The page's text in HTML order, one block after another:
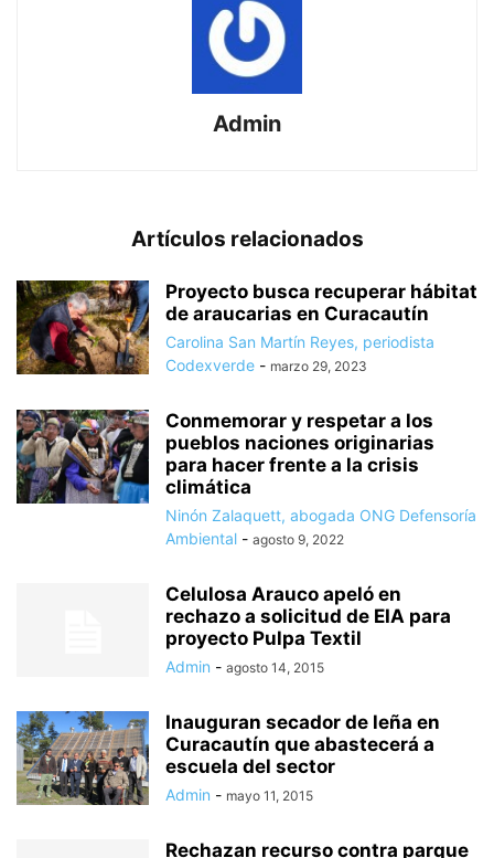
Admin
Artículos relacionados
Proyecto busca recuperar hábitat
de araucarias en Curacautín
Carolina San Martín Reyes, periodista
Codexverde - marzo 29, 2023
Conmemorar y respetar a los
pueblos naciones originarias
para hacer frente a la crisis
climática
Ninón Zalaquett, abogada ONG Defensoría
Ambiental - agosto 9, 2022
Celulosa Arauco apeló en
rechazo a solicitud de EIA para
proyecto Pulpa Textil
Admin - agosto 14, 2015
Inauguran secador de leña en
Curacautín que abastecerá a
escuela del sector
Admin - mayo 11, 2015
Rechazan recurso contra parque